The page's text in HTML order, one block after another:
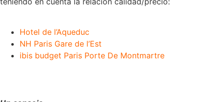
Hotel de l’Aqueduc
NH Paris Gare de l’Est
ibis budget Paris Porte De Montmartre